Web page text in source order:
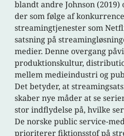
blandt andre Johnson (2019)
der som følge af
streamingtjenester som
satsning på
medier. Denne overgang
produktionskultur,
mellem medieindustri og
Det betyder, at
skaber nye måder at se
stor indflydelse på, hvilke
De norske public service-
prioriterer fiktionsstof på